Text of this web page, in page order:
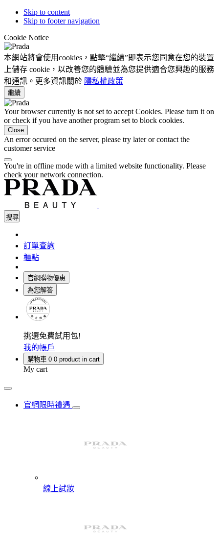
Skip to content
Skip to footer navigation
Cookie Notice
本網站將會使用cookies，點擊“繼續”即表示您同意在您的裝置
上儲存 cookie，以改善您的體驗並為您提供適合您興趣的服務
和通訊。更多資訊關於 隱私權政策
繼續
Your browser currently is not set to accept Cookies. Please turn it on
or check if you have another program set to block cookies.
Close
An error occured on the server, please try later or contact the
customer service
You're in offline mode with a limited website functionality. Please
check your network connection.
搜尋
訂單查詢
櫃點
官網購物優惠
為您解答
挑選免費試用包!
我的帳戶
購物車 0 0 product in cart
My cart
官網限時禮遇
線上試妝